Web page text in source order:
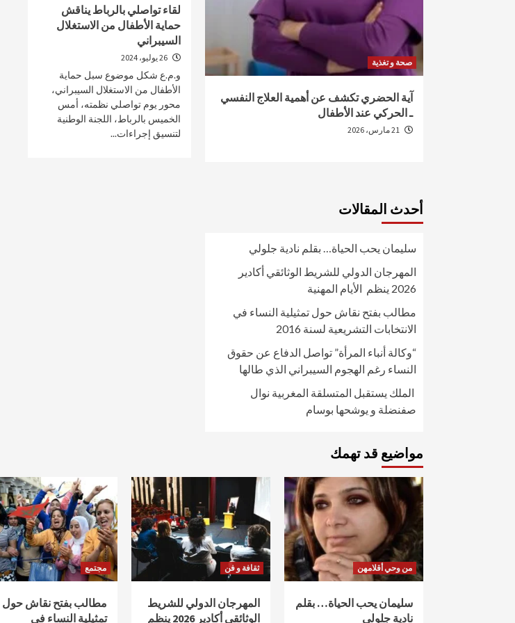
لقاء تواصلي بالرباط يناقش
حماية الأطفال من الاستغلال
السيبراني
و.م.ع شكل موضوع سبل حماية
الأطفال من الاستغلال السيبراني،
محور يوم تواصلي نظمته، أمس
الخميس بالرباط، اللجنة الوطنية
لتنسيق إجراءات...
صحة و تغذية
آية الحضري تكشف عن أهمية العلاج النفسي
ـ الحركي عند الأطفال
صحة و تغذية
خلال ندوة علمية…الإعلان عن انطلاق علاج
سرطان البروستات في المغرب بتقنية
“الهايفو”
أحدث المقالات
سليمان يحب الحياة… بقلم نادية جلولي
المهرجان الدولي للشريط الوثائقي أكادير
2026 ينظم الأيام المهنية
مطالب بفتح نقاش حول تمثيلية النساء في
الانتخابات التشريعية لسنة 2016
“وكالة أنباء المرأة” تواصل الدفاع عن حقوق
النساء رغم الهجوم السيبراني الذي طالها
الملك يستقبل المتسلقة المغربية نوال
صفنضلة و يوشحها بوسام
مواضيع قد تهمك
من وحي أقلامهن
سليمان يحب الحياة… بقلم
نادية جلولي
ثقافة و فن
المهرجان الدولي للشريط
الوثائقي أكادير 2026 ينظم
مجتمع
مطالب بفتح نقاش حول
تمثيلية النساء في